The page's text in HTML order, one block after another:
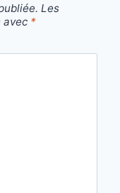
Les
avec *